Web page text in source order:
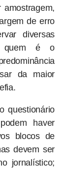
de erro
diversas
quem é o
da maior
questionário
haver
blocos de
devem ser
jornalístico;